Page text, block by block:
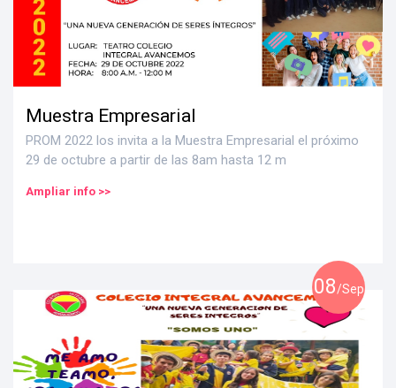
Muestra Empresarial
PROM 2022 los invita a la Muestra Empresarial el próximo
29 de octubre a partir de las 8am hasta 12 m
Ampliar info >>
08/Sep